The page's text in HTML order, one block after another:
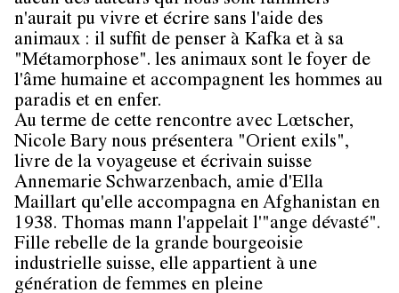
n'aurait pu vivre et écrire sans l'aide des
animaux : il suffit de penser à Kafka et à sa
"Métamorphose". les animaux sont le foyer de
l'âme humaine et accompagnent les hommes au
paradis et en enfer.
Au terme de cette rencontre avec Lœtscher,
Nicole Bary nous présentera "Orient exils",
livre de la voyageuse et écrivain suisse
Annemarie Schwarzenbach, amie d'Ella
Maillart qu'elle accompagna en Afghanistan en
1938. Thomas mann l'appelait l'"ange dévasté".
Fille rebelle de la grande bourgeoisie
industrielle suisse, elle appartient à une
génération de femmes en pleine